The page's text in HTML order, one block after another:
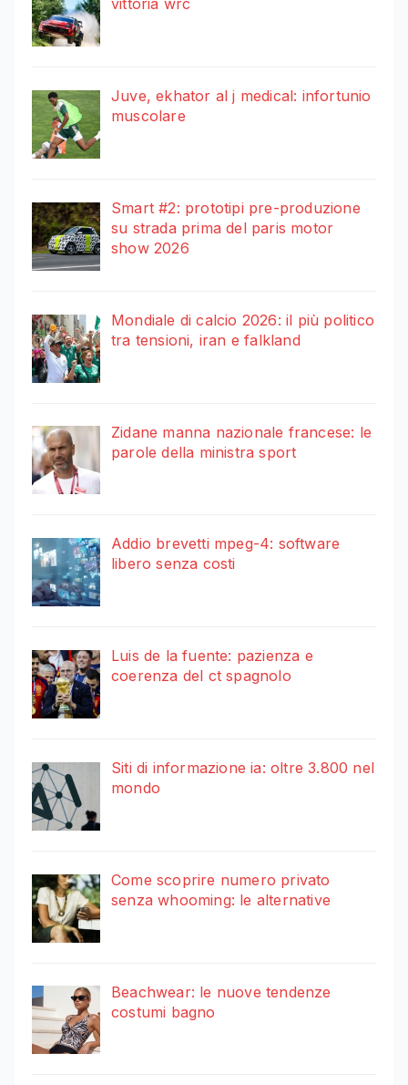
vittoria wrc
Juve, ekhator al j medical: infortunio
muscolare
Smart #2: prototipi pre-produzione
su strada prima del paris motor
show 2026
Mondiale di calcio 2026: il più politico
tra tensioni, iran e falkland
Zidane manna nazionale francese: le
parole della ministra sport
Addio brevetti mpeg-4: software
libero senza costi
Luis de la fuente: pazienza e
coerenza del ct spagnolo
Siti di informazione ia: oltre 3.800 nel
mondo
Come scoprire numero privato
senza whooming: le alternative
Beachwear: le nuove tendenze
costumi bagno